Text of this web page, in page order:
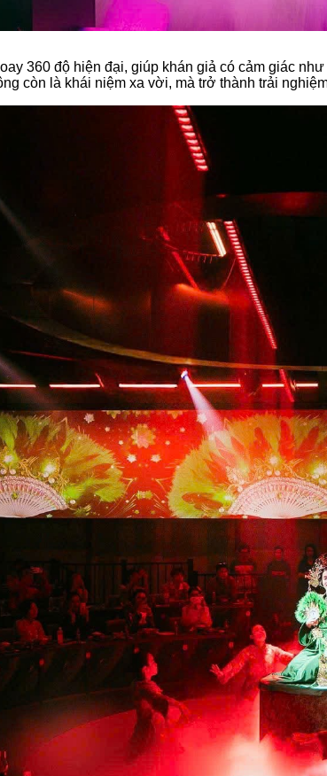
360 độ hiện đại, giúp khán giả có cảm giác
còn là khái niệm xa vời, mà trở thành trải